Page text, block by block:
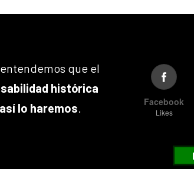
que el
histórica
lo haremos
Facebook
Likes